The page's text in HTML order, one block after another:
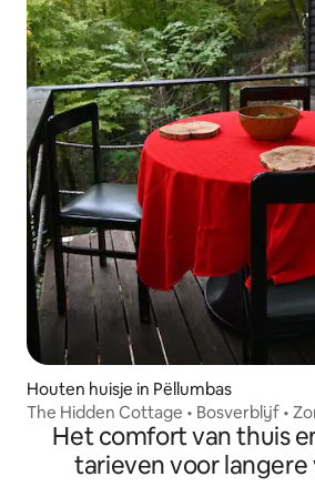
Houten huisje in Pëllumbas
The Hidden Cottage • Bosverblijf •
Het comfort van thuis
tarieven voor